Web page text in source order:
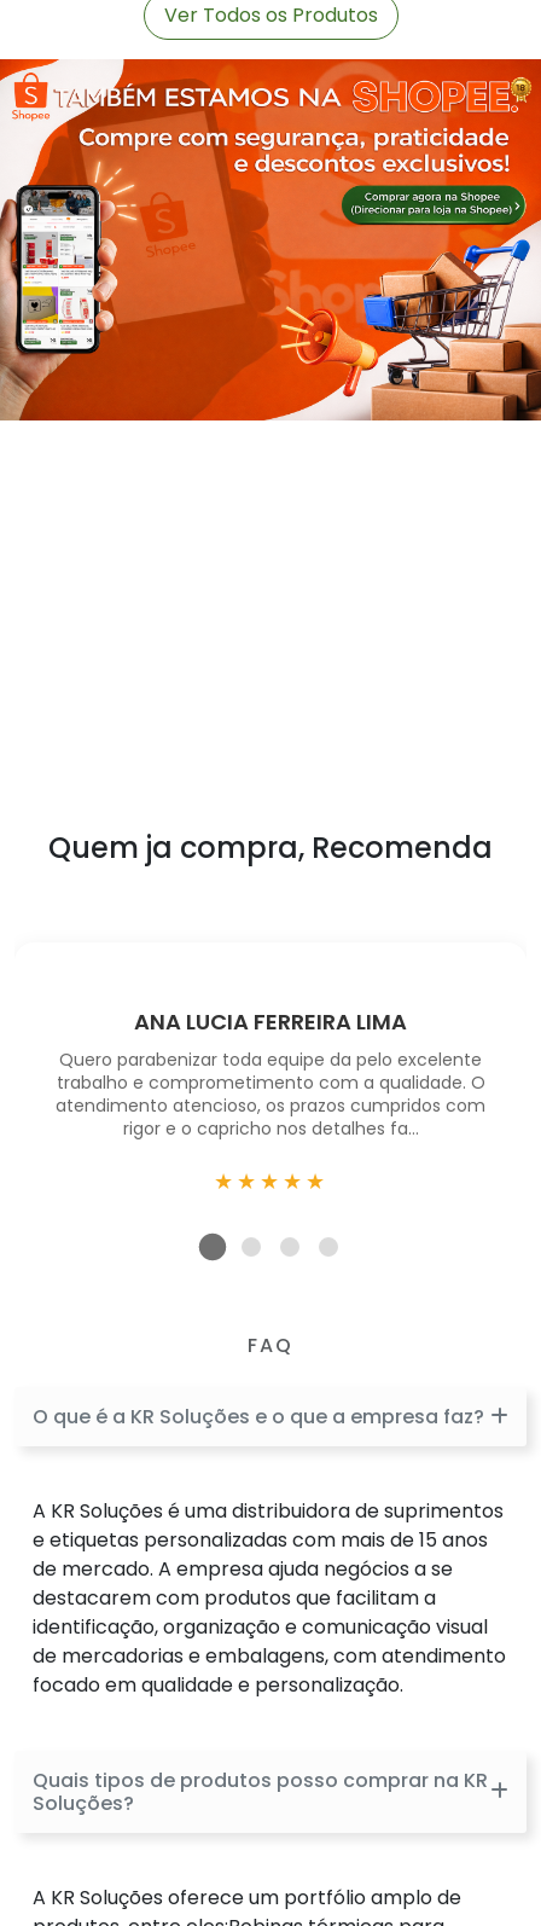
Ver Todos os Produtos
Quem ja compra, Recomenda
ANA LUCIA FERREIRA LIMA
Quero parabenizar toda equipe da pelo excelente
trabalho e comprometimento com a qualidade. O
atendimento atencioso, os prazos cumpridos com
rigor e o capricho nos detalhes fa...
★★★★★
FAQ
O que é a KR Soluções e o que a empresa faz?
A KR Soluções é uma distribuidora de suprimentos
e etiquetas personalizadas com mais de 15 anos
de mercado. A empresa ajuda negócios a se
destacarem com produtos que facilitam a
identificação, organização e comunicação visual
de mercadorias e embalagens, com atendimento
focado em qualidade e personalização.
Quais tipos de produtos posso comprar na KR
Soluções?
A KR Soluções oferece um portfólio amplo de